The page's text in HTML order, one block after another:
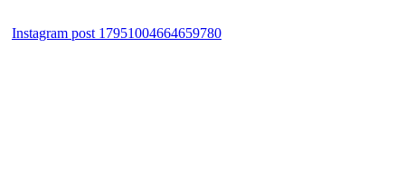
Instagram post 17951004664659780